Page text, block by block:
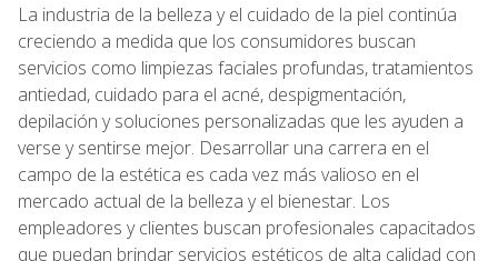
La industria de la belleza y el cuidado de la piel continúa
creciendo a medida que los consumidores buscan
servicios como limpiezas faciales profundas, tratamientos
antiedad, cuidado para el acné, despigmentación,
depilación y soluciones personalizadas que les ayuden a
verse y sentirse mejor. Desarrollar una carrera en el
campo de la estética es cada vez más valioso en el
mercado actual de la belleza y el bienestar. Los
empleadores y clientes buscan profesionales capacitados
que puedan brindar servicios estéticos de alta calidad con